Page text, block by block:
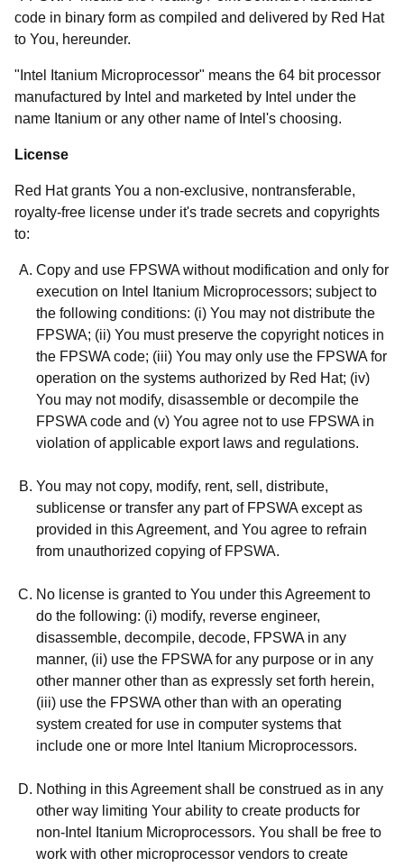
code in binary form as compiled and delivered by Red Hat
to You, hereunder.
"Intel Itanium Microprocessor" means the 64 bit processor
manufactured by Intel and marketed by Intel under the
name Itanium or any other name of Intel's choosing.
License
Red Hat grants You a non-exclusive, nontransferable,
royalty-free license under it's trade secrets and copyrights
to:
Copy and use FPSWA without modification and only for
execution on Intel Itanium Microprocessors; subject to
the following conditions: (i) You may not distribute the
FPSWA; (ii) You must preserve the copyright notices in
the FPSWA code; (iii) You may only use the FPSWA for
operation on the systems authorized by Red Hat; (iv)
You may not modify, disassemble or decompile the
FPSWA code and (v) You agree not to use FPSWA in
violation of applicable export laws and regulations.
You may not copy, modify, rent, sell, distribute,
sublicense or transfer any part of FPSWA except as
provided in this Agreement, and You agree to refrain
from unauthorized copying of FPSWA.
No license is granted to You under this Agreement to
do the following: (i) modify, reverse engineer,
disassemble, decompile, decode, FPSWA in any
manner, (ii) use the FPSWA for any purpose or in any
other manner other than as expressly set forth herein,
(iii) use the FPSWA other than with an operating
system created for use in computer systems that
include one or more Intel Itanium Microprocessors.
Nothing in this Agreement shall be construed as in any
other way limiting Your ability to create products for
non-Intel Itanium Microprocessors. You shall be free to
work with other microprocessor vendors to create